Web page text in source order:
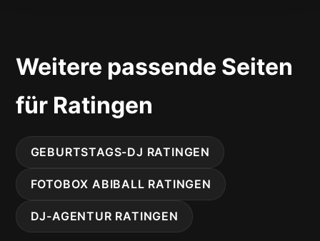
Weitere passende Seiten
für Ratingen
GEBURTSTAGS-DJ RATINGEN
FOTOBOX ABIBALL RATINGEN
DJ-AGENTUR RATINGEN